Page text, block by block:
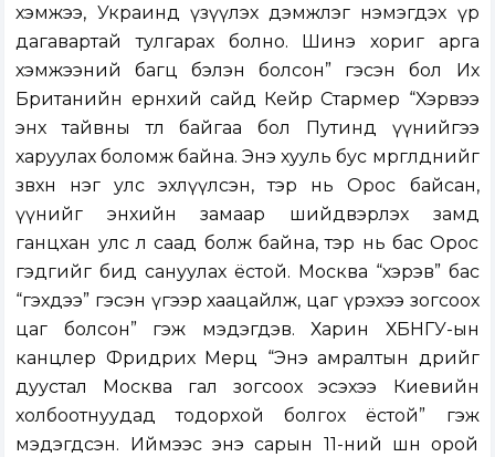
хэмжээ, Украинд үзүүлэх дэмжлэг нэмэгдэх үр
дагавартай тулгарах болно. Шинэ хориг арга
хэмжээний багц бэлэн болсон” гэсэн бол Их
Британийн ерөнхий сайд Кейр Стармер “Хэрвээ
энх тайвны төлөө байгаа бол Путинд үүнийгээ
харуулах боломж байна. Энэ хууль бус мөргөлдөөнийг
зөвхөн нэг улс эхлүүлсэн, тэр нь Орос байсан,
үүнийг энхийн замаар шийдвэрлэх замд
ганцхан улс л саад болж байна, тэр нь бас Орос
гэдгийг бид сануулах ёстой. Москва “хэрэв” бас
“гэхдээ” гэсэн үгээр хаацайлж, цаг үрэхээ зогсоох
цаг болсон” гэж мэдэгдэв. Харин ХБНГУ-ын
канцлер Фридрих Мерц “Энэ амралтын өдрийг
дуустал Москва гал зогсоох эсэхээ Киевийн
холбоотнуудад тодорхой болгох ёстой” гэж
мэдэгдсэн. Иймээс энэ сарын 11-ний шөнө орой